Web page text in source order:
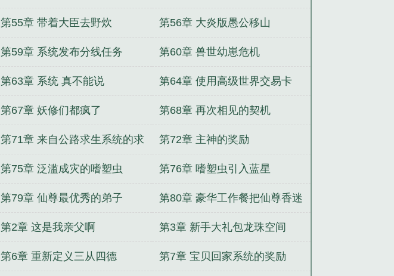
第55章 带着大臣去野炊 第56章 大炎版愚公移山
第59章 系统发布分线任务 第60章 兽世幼崽危机
第63章 系统 真不能说 第64章 使用高级世界交易卡
第67章 妖修们都疯了 第68章 再次相见的契机
第71章 来自公路求生系统的求
助
第72章 主神的奖励
第75章 泛滥成灾的嗜塑虫 第76章 嗜塑虫引入蓝星
第79章 仙尊最优秀的弟子 第80章 豪华工作餐把仙尊香迷
糊了
第2章 这是我亲父啊 第3章 新手大礼包龙珠空间
第6章 重新定义三从四德 第7章 宝贝回家系统的奖励